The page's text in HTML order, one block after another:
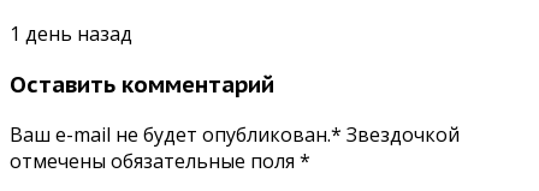
1 день назад
Оставить комментарий
Ваш e-mail не будет опубликован.* Звездочкой
отмечены обязательные поля *